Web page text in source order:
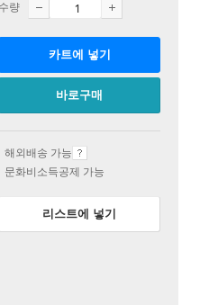
수량
카트에 넣기
바로구매
해외배송 가능
문화비소득공제 가능
리스트에 넣기